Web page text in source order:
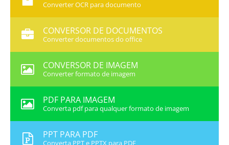
Converter OCR para documento
CONVERSOR DE DOCUMENTOS
Converter documentos do office
CONVERSOR DE IMAGEM
Converter formato de imagem
PDF PARA IMAGEM
Converta pdf para qualquer formato de imagem
PPT PARA PDF
Converta PPT e PPTX para PDF